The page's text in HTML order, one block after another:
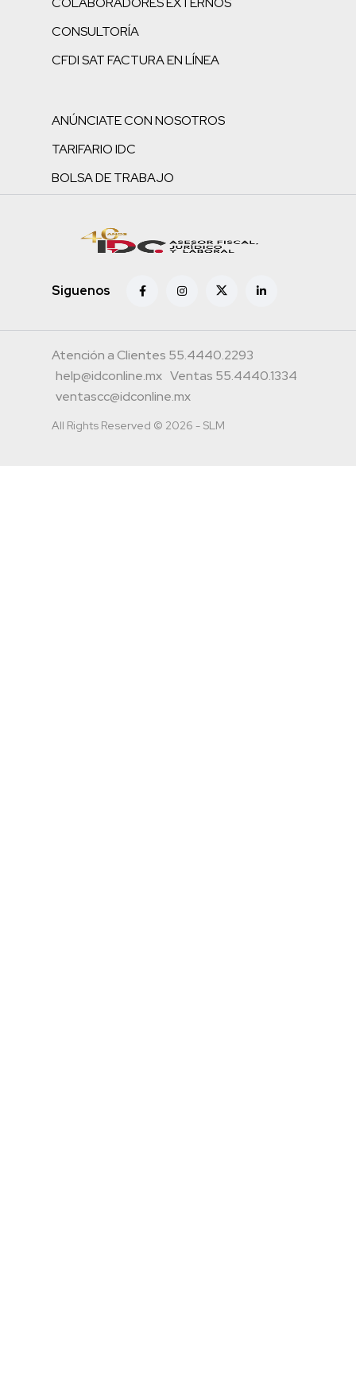
CONSULTORÍA
CFDI SAT FACTURA EN LÍNEA
ANÚNCIATE CON NOSOTROS
TARIFARIO IDC
BOLSA DE TRABAJO
Siguenos
Atención a Clientes 55.4440.2293
help@idconline.mx Ventas 55.4440.1334
ventascc@idconline.mx
All Rights Reserved © 2026 - SLM